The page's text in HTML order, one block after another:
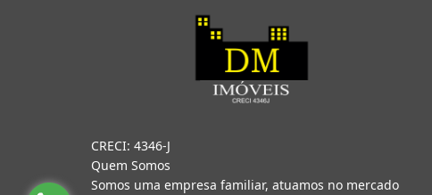
CRECI: 4346-J
Quem Somos
Somos uma empresa familiar, atuamos no mercado